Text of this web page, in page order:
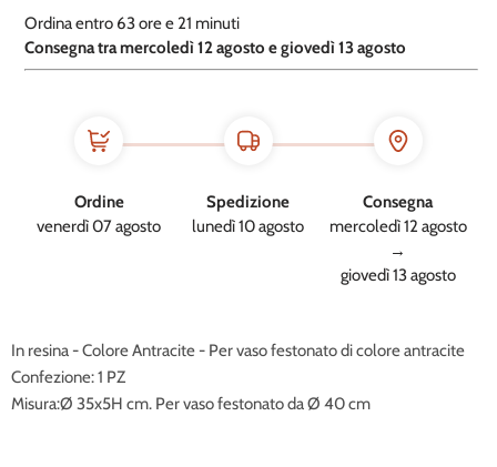
Ordina entro 63 ore e 21 minuti
​Consegna tra mercoledì 12 agosto e giovedì 13 agosto
Ordine
venerdì 07 agosto
Spedizione
lunedì 10 agosto
Consegna
mercoledì 12 agosto
→
giovedì 13 agosto
In resina - Colore Antracite - Per vaso festonato di colore antracite
Confezione: 1 PZ
Misura:Ø 35x5H cm. Per vaso festonato da Ø 40 cm